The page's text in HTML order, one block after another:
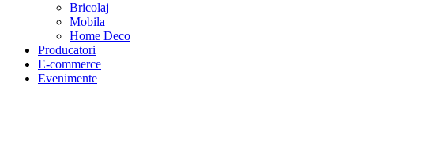
Bricolaj
Mobila
Home Deco
Producatori
E-commerce
Evenimente